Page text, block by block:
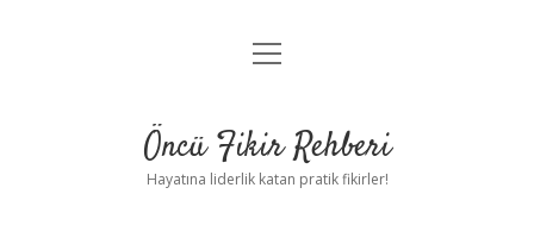
Anasayfa
Yasal Uyarı
menüyü
Öncü Fikir Rehberi
Hayatına liderlik katan pratik fikirler!